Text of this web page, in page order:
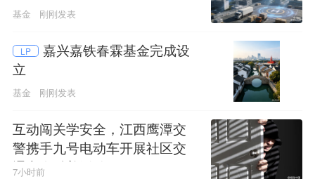
基金 刚刚发表
LP
嘉兴嘉铁春霖基金完成设
立
基金 刚刚发表
互动闯关学安全，江西鹰潭交
警携手九号电动车开展社区交
通安全科普活动
7小时前